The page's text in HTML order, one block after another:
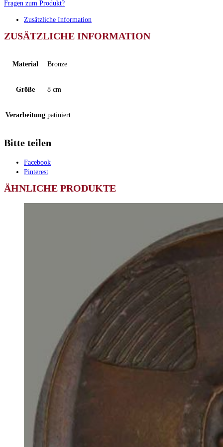
Fragen zum Produkt?
Zusätzliche Information
ZUSÄTZLICHE INFORMATION
Material Bronze
Größe 8 cm
Verarbeitung patiniert
Bitte teilen
Facebook
Pinterest
ÄHNLICHE PRODUKTE